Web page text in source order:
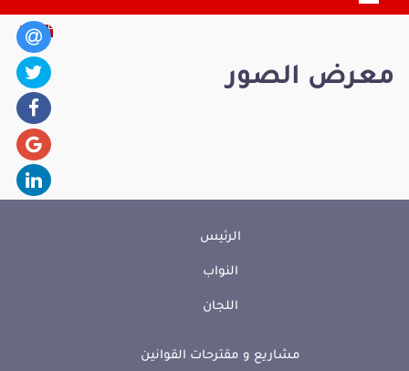
معرض الصور
الرئيس
النواب
اللجان
مشاريع و مقترحات القوانين